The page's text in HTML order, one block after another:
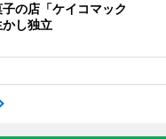
の店「ケイコマック
し独立